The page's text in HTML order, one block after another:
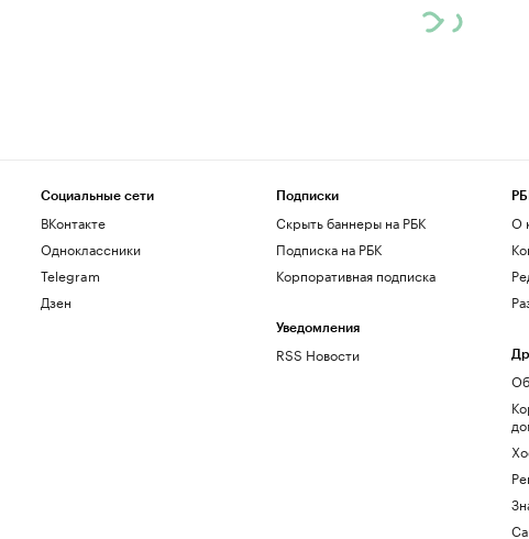
Социальные сети
ВКонтакте
Одноклассники
Telegram
Дзен
Подписки
Скрыть баннеры на РБК
Подписка на РБК
Корпоративная подписка
Уведомления
RSS Новости
О